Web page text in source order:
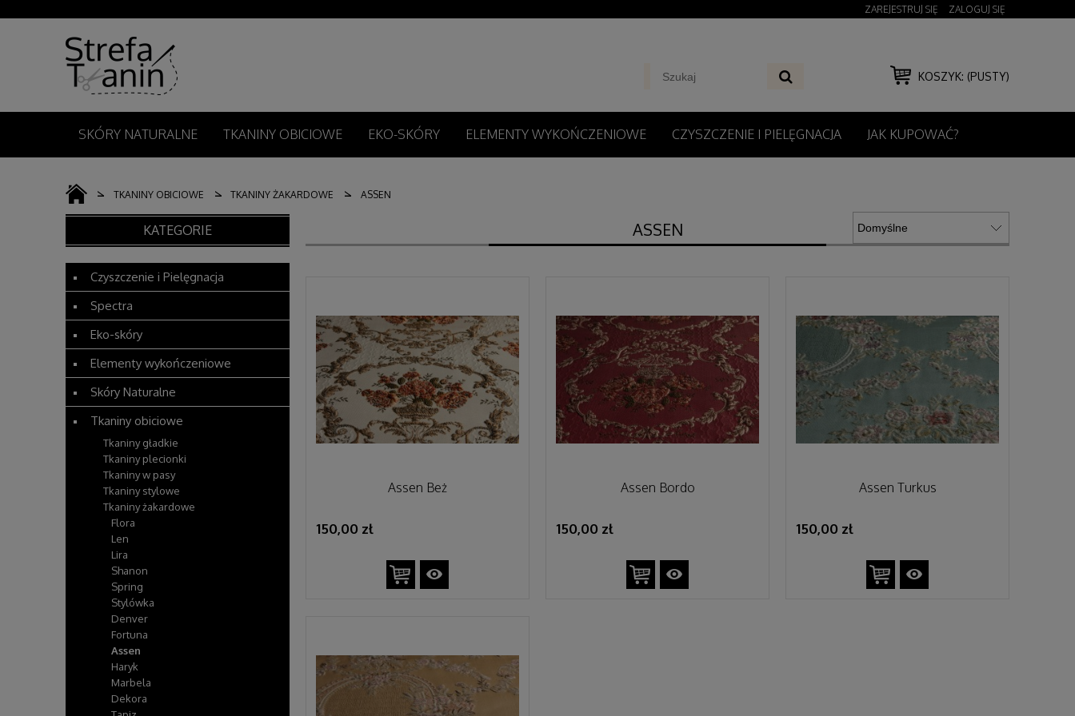
ZAREJESTRUJ SIĘ ZALOGUJ SIĘ
KOSZYK: (PUSTY)
SKÓRY NATURALNE TKANINY OBICIOWE EKO-SKÓRY ELEMENTY WYKOŃCZENIOWE CZYSZCZENIE I PIELĘGNACJA JAK KUPOWAĆ?
TKANINY OBICIOWE TKANINY ŻAKARDOWE ASSEN
KATEGORIE
Czyszczenie i Pielęgnacja
Spectra
Eko-skóry
Elementy wykończeniowe
Skóry Naturalne
Tkaniny obiciowe
Tkaniny gładkie
Tkaniny plecionki
Tkaniny w pasy
Tkaniny stylowe
Tkaniny żakardowe
Flora
Len
Lira
Shanon
Spring
Stylówka
Denver
Fortuna
Assen
Haryk
Marbela
Dekora
ASSEN
Assen Beż
150,00 zł
Assen Bordo
150,00 zł
Assen Turkus
150,00 zł